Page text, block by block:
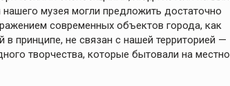
музея могли предложить достаточно
современных объектов города, как
принципе, не связан с нашей территорией —
творчества, которые бытовали на